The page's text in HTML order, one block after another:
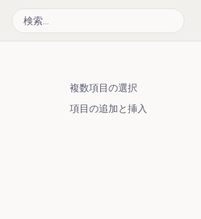
複数項目の選択
項目の追加と挿入